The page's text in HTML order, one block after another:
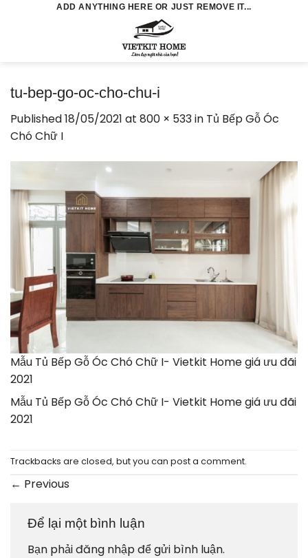
ADD ANYTHING HERE OR JUST REMOVE IT...
tu-bep-go-oc-cho-chu-i
Published18/05/2021 at 800 × 533in Tủ Bếp Gỗ Óc
Chó Chữ I
Mẫu Tủ Bếp Gỗ Óc Chó Chữ I- Vietkit Home giá ưu đãi
2021
Mẫu Tủ Bếp Gỗ Óc Chó Chữ I- Vietkit Home giá ưu đãi
2021
Trackbacks are closed, but you can post a comment.
← Previous
Để lại một bình luận
Bạn phảiđăng nhậpđể gửi bình luận.